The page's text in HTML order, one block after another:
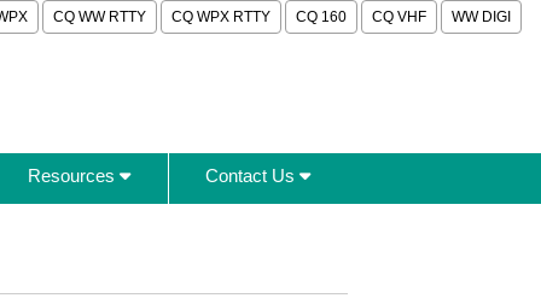
CQ WW RTTY CQ WPX RTTY CQ 160 CQ VHF WW DIGI
Resources Contact Us